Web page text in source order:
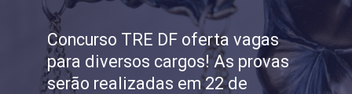
Concurso TRE DF oferta vagas
para diversos cargos! As provas
serão realizadas em 22 de